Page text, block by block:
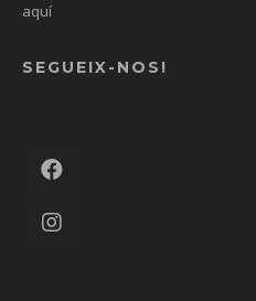
aquí
SEGUEIX-NOS!